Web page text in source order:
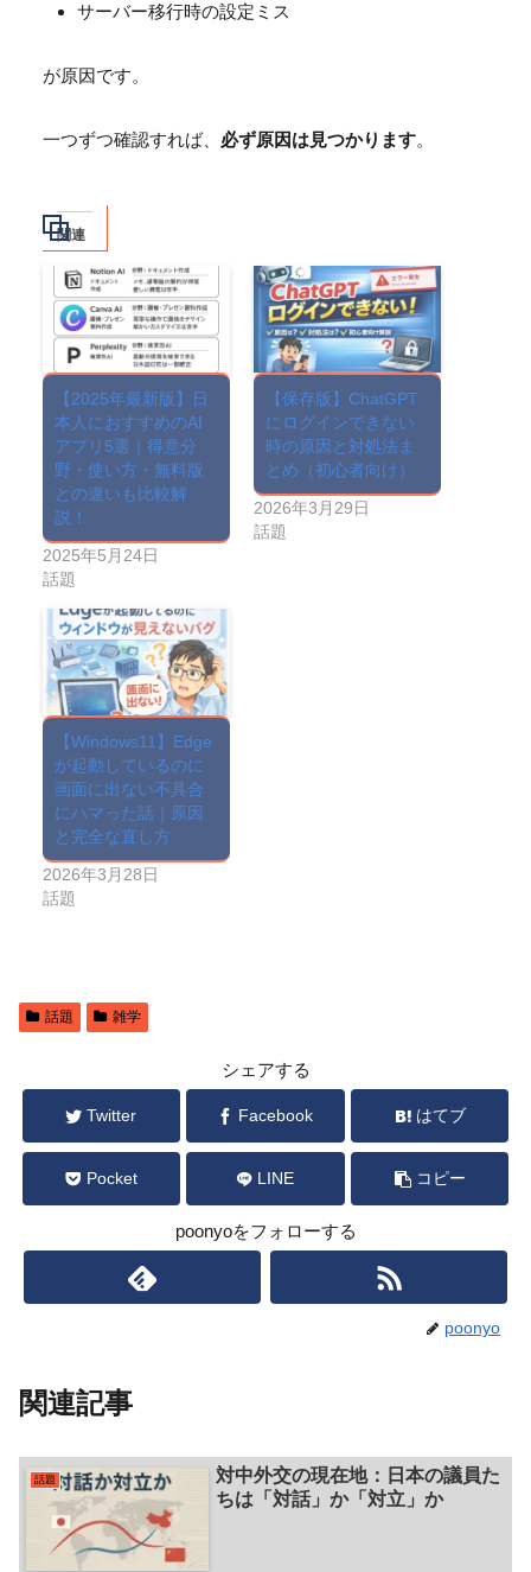
サーバー移行時の設定ミス
が原因です。
一つずつ確認すれば、 必ず原因は見つかります。
関連
【2025年最新版】日
本人におすすめのAI
アプリ5選｜得意分
野・使い方・無料版
との違いも比較解
説！
2025年5月24日
話題
【保存版】ChatGPT
にログインできない
時の原因と対処法ま
とめ（初心者向け）
2026年3月29日
話題
【Windows11】Edge
が起動しているのに
画面に出ない不具合
にハマった話｜原因
と完全な直し方
2026年3月28日
話題
話題 雑学
シェアする
Twitter Facebook はてブ
Pocket LINE コピー
poonyoをフォローする
poonyo
関連記事
話題
対中外交の現在地：日本の議員た
ちは「対話」か「対立」か